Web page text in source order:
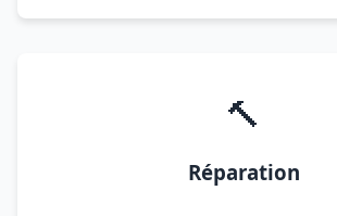
🔨
Réparation